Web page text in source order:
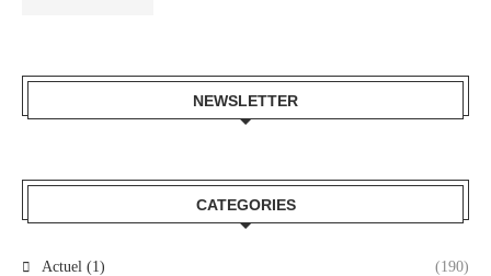
NEWSLETTER
CATEGORIES
Actuel (1) (190)